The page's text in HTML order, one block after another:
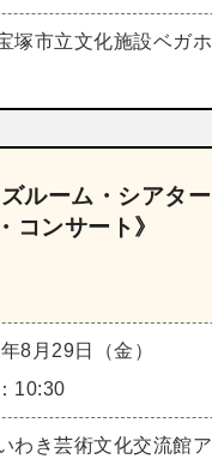
塚市立文化施設ベガ
ルーム・シアタ
コンサート》
8月29日（金）
10:30
わき芸術文化交流館ア